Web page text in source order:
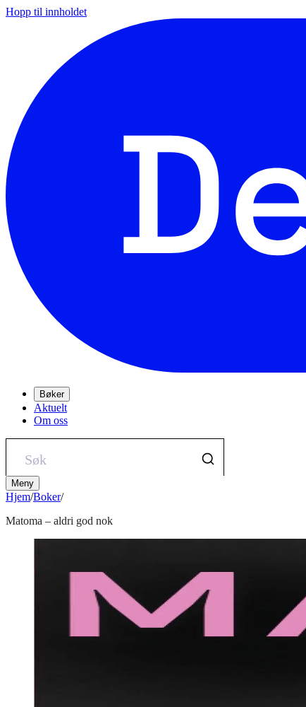
Hopp til innholdet
Bøker
Aktuelt
Om oss
Meny
Hjem/Boker/
Matoma – aldri god nok